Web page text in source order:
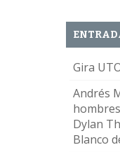
Gira
Andrés
Dylan
Blanco